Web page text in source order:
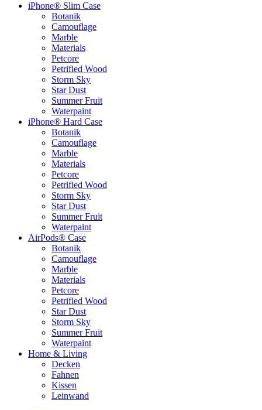
iPhone® Slim Case
Botanik
Camouflage
Marble
Materials
Petcore
Petrified Wood
Storm Sky
Star Dust
Summer Fruit
Waterpaint
iPhone® Hard Case
Botanik
Camouflage
Marble
Materials
Petcore
Petrified Wood
Storm Sky
Star Dust
Summer Fruit
Waterpaint
AirPods® Case
Botanik
Camouflage
Marble
Materials
Petcore
Petrified Wood
Star Dust
Storm Sky
Summer Fruit
Waterpaint
Home & Living
Decken
Fahnen
Kissen
Leinwand